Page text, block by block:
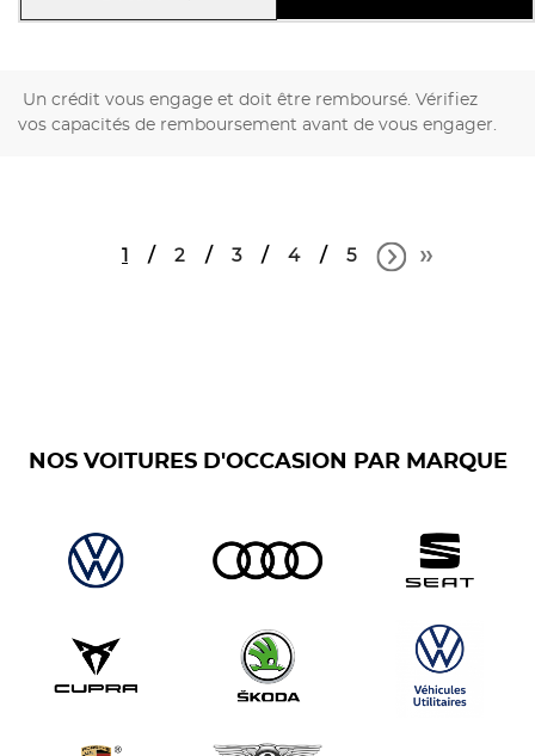
Un crédit vous engage et doit être remboursé. Vérifiez
vos capacités de remboursement avant de vous engager.
2 3 4 5
NOS VOITURES D'OCCASION PAR MARQUE